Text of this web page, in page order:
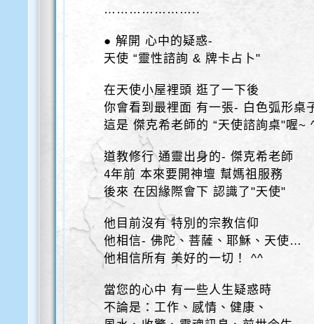
…………………..
● 解開 心中的疑惑-
天使 “靈性諮詢 & 牌卡占卜"
在天使小屋裡頭 逛了一下後
你會看到最裡面 有一張- 白色弧形桌
這是 傑克希老師的 “天使諮詢桌"喔~
道教修行 通靈出身的- 傑克希老師
4年前 本來要開神壇 幫媽祖服務
後來 在因緣際會下 認識了"天使"
他目前沒有 特別的宗教信仰
他相信- 佛陀、菩薩、耶穌、天使…
他相信所有 美好的一切！ ^^
當您的心中 有一些人生疑惑時
不論是：工作、感情、健康、